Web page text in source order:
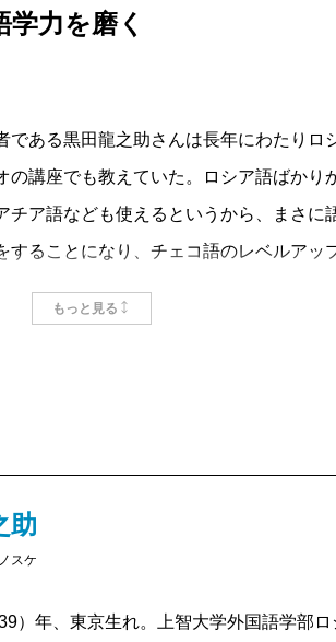
学力を磨く
ある黒田龍之助さんは長年にわたりロ
の講座でも教えていた。ロシア語ばか
チア語なども使えるというから、まさに
することになり、チェコ語のレベルアッ
語辞典などから拾いだした単語を黙々
語の基礎」で「料理でいえば材料」なの
うと、黒田さんは強く勧めている。大学
ジョーンズ』を原書で読破したそうだ。
本語で読んでいるので筋はわかる。そ
もっと見る
助
スケ
）年、東京生れ。上智大学外国語学部